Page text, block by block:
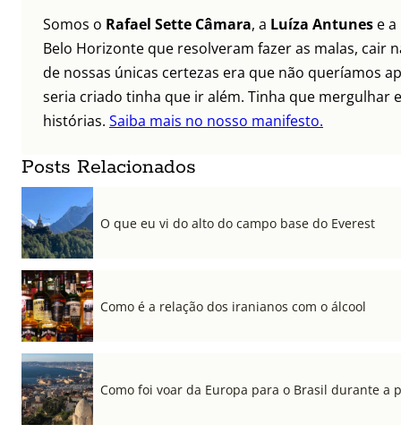
Somos o Rafael Sette Câmara, a Luíza Antunes e a
Belo Horizonte que resolveram fazer as malas, cair
de nossas únicas certezas era que não queríamos
seria criado tinha que ir além. Tinha que mergulhar
histórias. Saiba mais no nosso manifesto.
Posts Relacionados
O que eu vi do alto do campo base do Everest
Como é a relação dos iranianos com o álcool
Como foi voar da Europa para o Brasil durante a